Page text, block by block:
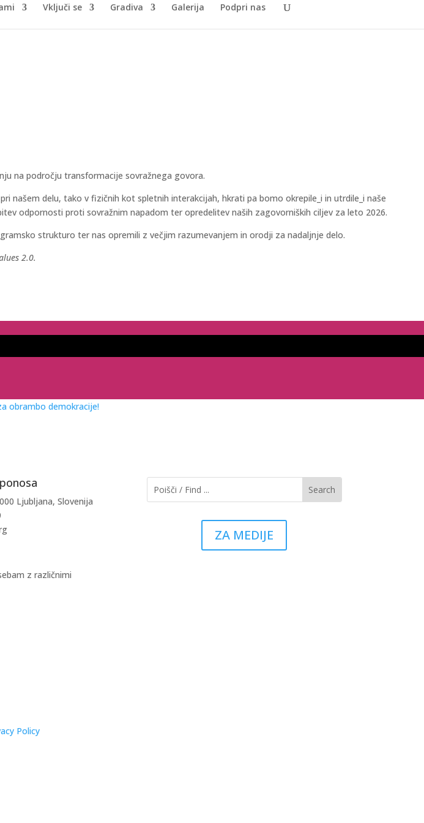
Vključi se Gradiva Galerija Podpri nas
na področju transformacije sovražnega govora.
našem delu, tako v fizičnih kot spletnih interakcijah, hkrati pa bomo okrepile_i in utrdile_i naše
odpornosti proti sovražnim napadom ter opredelitev naših zagovorniških ciljev za leto 2026.
strukturo ter nas opremili z večjim razumevanjem in orodji za nadaljnje delo.
​​2.0.
obrambo demokracije!
Ljubljana, Slovenija
z različnimi
ZA MEDIJE
Policy